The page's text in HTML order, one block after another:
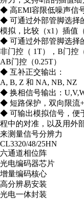
◆ 高EMI容限低噪声信
◆ 可通过外部管脚选择
模拟，比较（x1）插值
◆ 可通过外部管脚选择
非门控（ 1T），B门控
AB门控（0.25T）
◆ 互补正交输出：
A, B, Z 和 NA, NB, NZ
◆ 换相信号输出：
◆ 短路保护，双向限流
◆ 可输出模拟信号，便
程中的对准，以及用外
来测量信号分辨力
CL3320/48/25HN
六通道相位阵
光电编码器芯片
增量编码核心
高分辨易安装
光电一体封装